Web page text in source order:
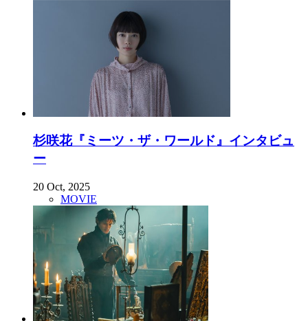
杉咲花『ミーツ・ザ・ワールド』インタビュ
ー
20 Oct, 2025
MOVIE